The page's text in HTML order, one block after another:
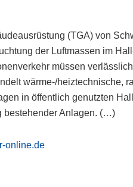
(TGA) von
der Luftmassen im
müssen
wärme-/heiztechnische,
in öffentlich genutzten
bestehender Anlagen. (…)
online.de